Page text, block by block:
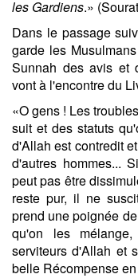
les Gardiens.»
Dans le passage
garde les
Sunnah des avis et
vont à l'encontre du
«O gens ! Les
suit et des statuts
d'Allah est contredit
d'autres hommes...
peut pas être
reste pur, il ne
prend une poignée
qu'on les
serviteurs d'Allah et
belle Récompense